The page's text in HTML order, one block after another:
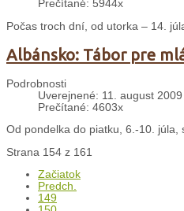
Prečítané: 5944x
Počas troch dní, od utorka – 14.
Albánsko: Tábor pre
Podrobnosti
Uverejnené: 11. august 2009
Prečítané: 4603x
Od pondelka do piatku, 6.-10.
Strana 154 z 161
Začiatok
Predch.
149